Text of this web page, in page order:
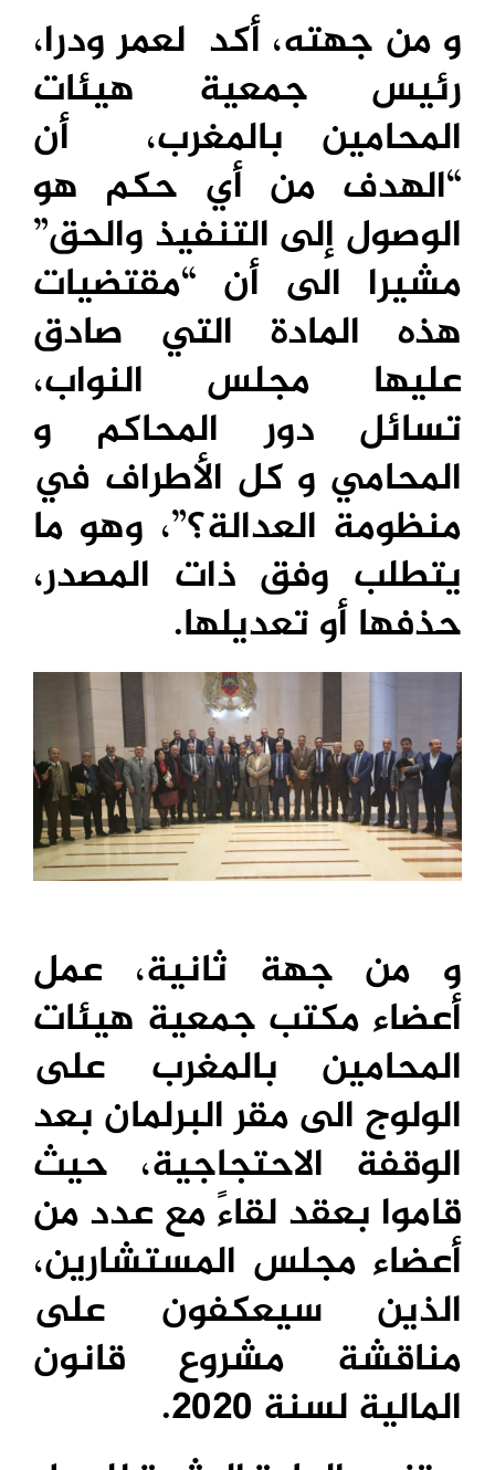
و من جهته، أكد لعمر ودرا،
رئيس جمعية هيئات
المحامين بالمغرب، أن
“الهدف من أي حكم هو
الوصول إلى التنفيذ والحق”
مشيرا الى أن “مقتضيات
هذه المادة التي صادق
عليها مجلس النواب،
تسائل دور المحاكم و
المحامي و كل الأطراف في
منظومة العدالة؟”، وهو ما
يتطلب وفق ذات المصدر،
حذفها أو تعديلها.
و من جهة ثانية، عمل
أعضاء مكتب جمعية هيئات
المحامين بالمغرب على
الولوج الى مقر البرلمان بعد
الوقفة الاحتجاجية، حيث
قاموا بعقد لقاءً مع عدد من
أعضاء مجلس المستشارين،
الذين سيعكفون على
مناقشة مشروع قانون
المالية لسنة 2020.